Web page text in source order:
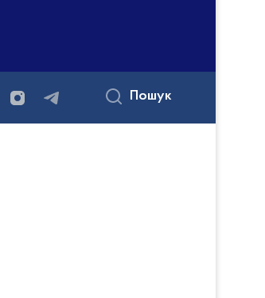
Пошук